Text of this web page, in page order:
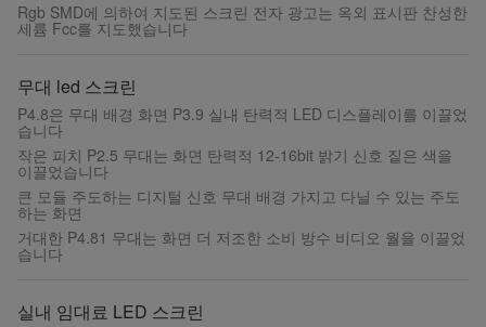
Rgb SMD에 의하여 지도된 스크린 전자 광고는 옥외 표시판 찬성한
세륨 Fcc를 지도했습니다
무대 led 스크린
P4.8은 무대 배경 화면 P3.9 실내 탄력적 LED 디스플레이를 이끌었
습니다
작은 피치 P2.5 무대는 화면 탄력적 12-16bit 밝기 신호 짙은 색을
이끌었습니다
큰 모듈 주도하는 디지털 신호 무대 배경 가지고 다닐 수 있는 주도
하는 화면
거대한 P4.81 무대는 화면 더 저조한 소비 방수 비디오 월을 이끌었
습니다
실내 임대료 LED 스크린